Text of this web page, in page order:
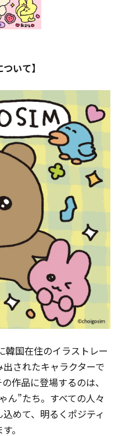
いて】
国在住のイラストレー
されたキャラクターで
作品に登場するのは、
ん”たち。すべての⼈々
めて、明るくポジティ
。